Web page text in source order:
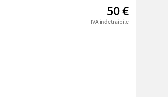
50 €
IVA indetraibile